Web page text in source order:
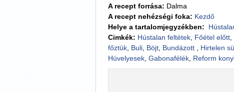
A recept forrása: Dalma
A recept nehézségi foka: Kezdő
Helye a tartalomjegyzékben:
Cimkék: Hústalan feltétek, Főétel előtt,
főztük, Buli, Böjt, Bundázott Hirtelen
Hüvelyesek, Gabonafélék, Reform